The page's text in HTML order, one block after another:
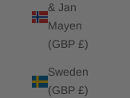
& Jan
Mayen
(GBP £)
Sweden
(GBP £)